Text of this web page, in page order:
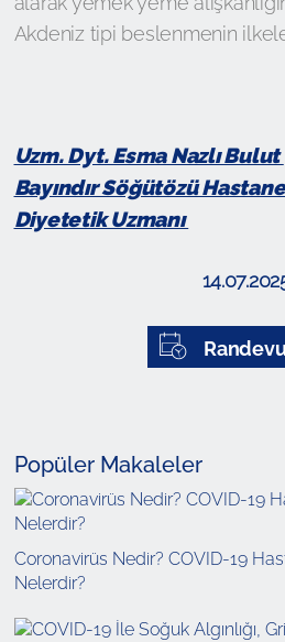
Akdeniz tipi beslenmenin
Uzm. Dyt. Esma Nazlı Bulut
Bayındır Söğütözü
Diyetetik Uzmanı
Popüler Makaleler
Coronavirüs Nedir? COVID-19
Nelerdir?